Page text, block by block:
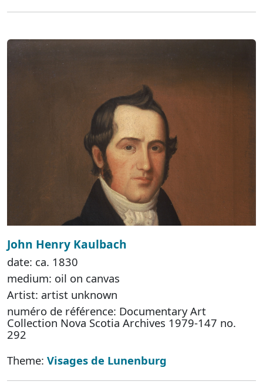
John Henry Kaulbach
date: ca. 1830
medium: oil on canvas
Artist: artist unknown
numéro de référence: Documentary Art
Collection Nova Scotia Archives 1979-147 no.
292
Theme: Visages de Lunenburg